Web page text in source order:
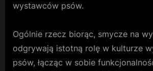
wystawców psów.
Ogólnie rzecz biorąc, smycze na
odgrywają istotną rolę w kulturze
psów, łącząc w sobie